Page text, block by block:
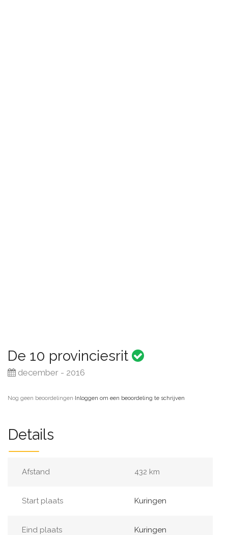
De 10 provinciesrit
december - 2016
Nog geen beoordelingen·Inloggen om een beoordeling te schrijven
Details
Afstand 432 km
Start plaats Kuringen
Eind plaats Kuringen